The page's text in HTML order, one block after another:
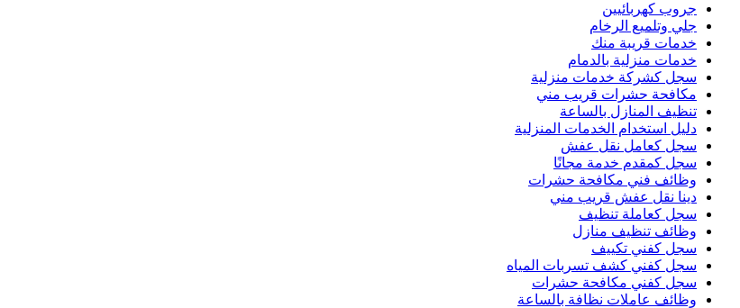
جروب كهربائيين
جلي وتلميع الرخام
خدمات قريبة منك
خدمات منزلية بالدمام
سجل كشركة خدمات منزلية
مكافحة حشرات قريب مني
تنظيف المنازل بالساعة
دليل استخدام الخدمات المنزلية
سجل كعامل نقل عفش
سجل كمقدم خدمة مجانًا
وظائف فني مكافحة حشرات
دينا نقل عفش قريب مني
سجل كعاملة تنظيف
وظائف تنظيف منازل
سجل كفني تكييف
سجل كفني كشف تسربات المياه
سجل كفني مكافحة حشرات
وظائف عاملات نظافة بالساعة